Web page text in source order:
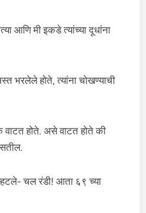
आणि मी इकडे त्यांच्या दूधांना
भरलेले होते, त्यांना चोखण्याची
होते. असे वाटत होते की
चल रंडी! आता ६९ च्या